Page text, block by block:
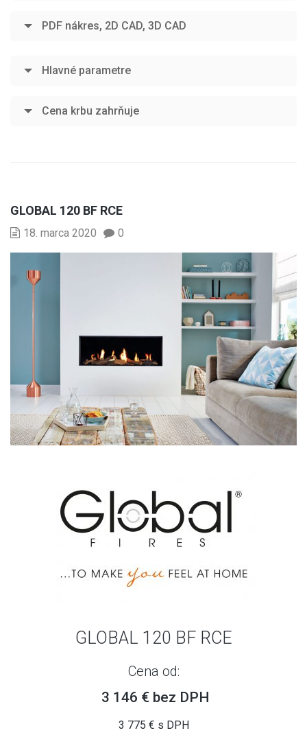
PDF nákres, 2D CAD, 3D CAD
Hlavné parametre
Cena krbu zahrňuje
GLOBAL 120 BF RCE
18. marca 2020 0
GLOBAL 120 BF RCE
Cena od:
3 146 € bez DPH
3 775 € s DPH